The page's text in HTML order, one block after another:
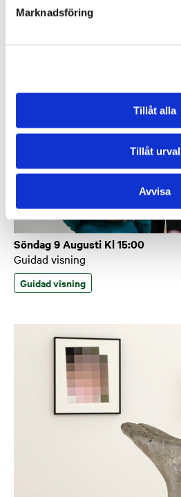
Marknadsföring
Tillåt alla
Tillåt urval
Avvisa
Söndag 9 Augusti Kl 15:00
Guidad visning
Guidad visning